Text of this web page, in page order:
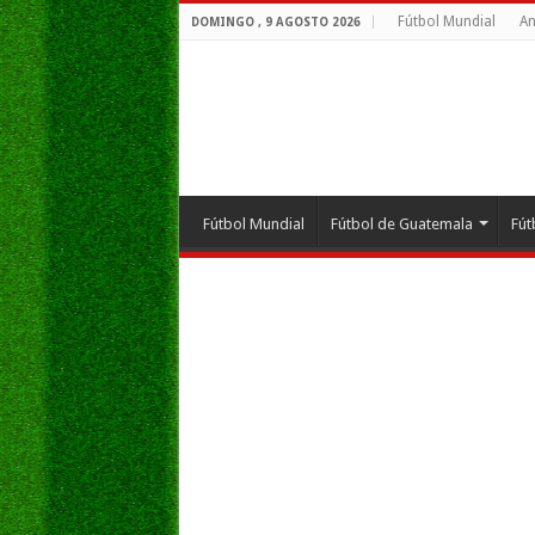
DOMINGO , 9 AGOSTO 2026 Fútbol Mundial
Fútbol Mundial Fútbol de Guatemala